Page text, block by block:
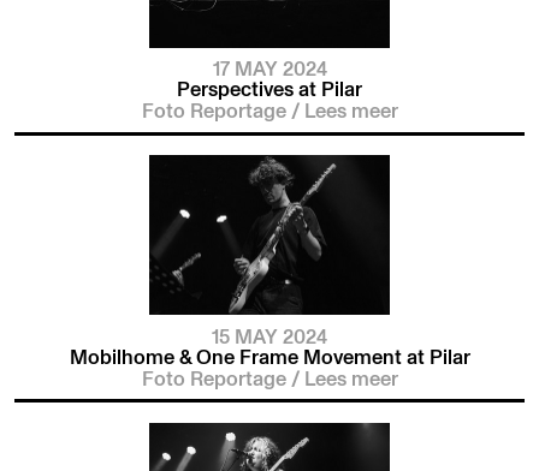
17 MAY 2024
Perspectives at Pilar
Foto Reportage /Lees meer
15 MAY 2024
Mobilhome & One Frame Movement at Pilar
Foto Reportage /Lees meer